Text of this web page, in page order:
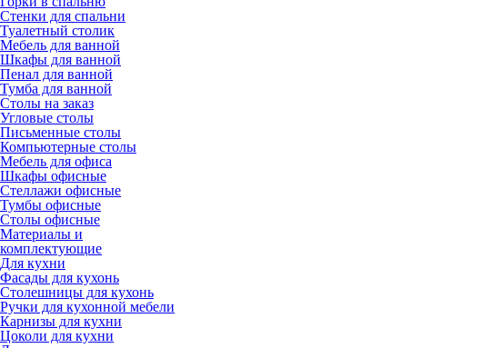
Стенки для спальни
Туалетный столик
Мебель для ванной
Шкафы для ванной
Пенал для ванной
Тумба для ванной
Столы на заказ
Угловые столы
Письменные столы
Компьютерные столы
Мебель для офиса
Шкафы офисные
Стеллажи офисные
Тумбы офисные
Столы офисные
Материалы и
комплектующие
Для кухни
Фасады для кухонь
Столешницы для кухонь
Ручки для кухонной мебели
Карнизы для кухни
Цоколи для кухни